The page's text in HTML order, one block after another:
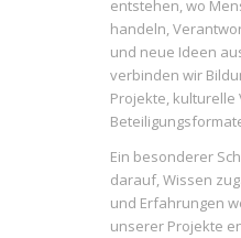
entstehen, wo
handeln,
und neue Ideen
verbinden wir
Projekte,
Ein besonderer
darauf, Wissen
und Erfahrungen
unserer Projekte